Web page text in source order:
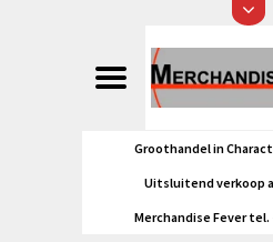
Groothandel in
Uitsluitend verkoop
Merchandise Fever tel.